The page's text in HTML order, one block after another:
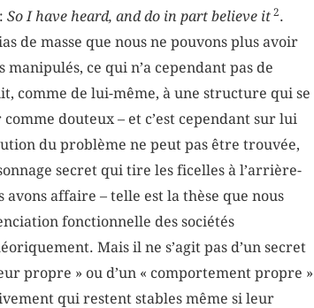
So I have heard, and do in part believe it 2.
de masse que nous ne pouvons plus avoir
ce qui n’a cependant pas de
comme de lui-même, à une structure qui se
douteux – et c’est cependant sur lui
du problème ne peut pas être trouvée,
secret qui tire les ficelles à l’arrière-
affaire – telle est la thèse que nous
fonctionnelle des sociétés
Mais il ne s’agit pas d’un secret
propre » ou d’un « comportement propre »
qui restent stables même si leur